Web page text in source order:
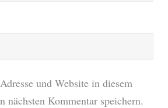
und Website in diesem
nächsten Kommentar speichern.